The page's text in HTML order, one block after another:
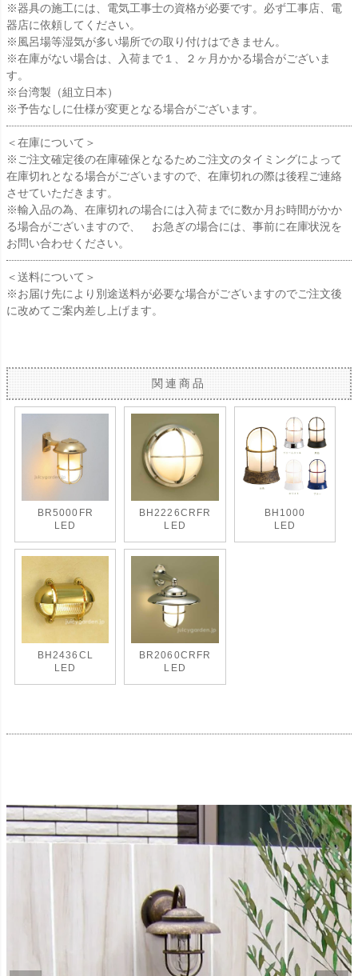
※器具の施工には、電気工事士の資格が必要です。必ず工事店、電
器店に依頼してください。
※風呂場等湿気が多い場所での取り付けはできません。
※在庫がない場合は、入荷まで１、２ヶ月かかる場合がございま
す。
※台湾製（組立日本）
※予告なしに仕様が変更となる場合がございます。
＜在庫について＞
※ご注文確定後の在庫確保となるためご注文のタイミングによって
在庫切れとなる場合がございますので、在庫切れの際は後程ご連絡
させていただきます。
※輸入品の為、在庫切れの場合には入荷までに数か月お時間がかか
る場合がございますので、 お急ぎの場合には、事前に在庫状況を
お問い合わせください。
＜送料について＞
※お届け先により別途送料が必要な場合がございますのでご注文後
に改めてご案内差し上げます。
関連商品
BR5000FR
LED
BH2226CRFR
LED
BH1000
LED
BH2436CL
LED
BR2060CRFR
LED